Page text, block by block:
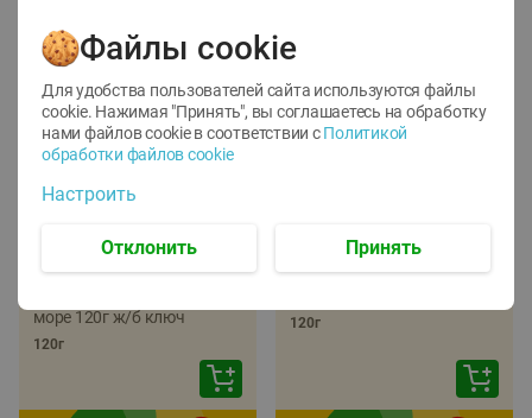
- 22
5.79
Икра трески
тихоокеанской
море 120г ж/б ключ
120г
Икра сельди
тихоокеанской Лунское
120г
Файлы cookie
Для удобства пользователей сайта используются файлы
cookie. Нажимая "Принять", вы соглашаетесь на обработку
нами файлов cookie в соответствии с Политикой
обработки файлов cookie
Настроить
Отклонить Принять